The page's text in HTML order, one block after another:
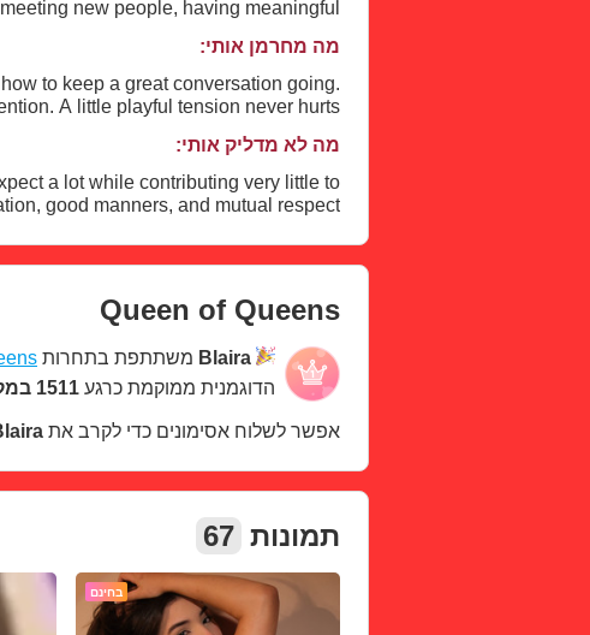
style may be, I like every experience to
personality, chemistry, and plenty of fun.✨
מה מחרמן אותי:
Generosity, humor, confidence, and making a woman feel special always catch my attention. A little playful tension never hurts. 👑
מה לא מדליק אותי:
good manners, and mutual respect. 💖
Queen of Queens
Blaira משתתפת בתחרות
הדוגמנית ממוקמת כרגע 1511 במקום
אפשר לשלוח אסימונים כדי לקרב את
תמונות 67
בחינם